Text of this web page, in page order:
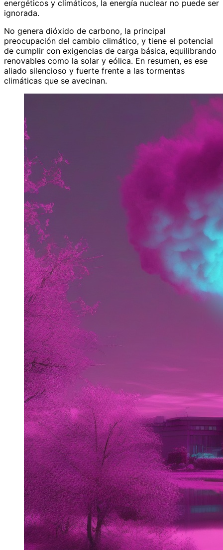
energéticos y climáticos, la energía nuclear no puede ser
ignorada.
No genera dióxido de carbono, la principal
preocupación del cambio climático, y tiene el potencial
de cumplir con exigencias de carga básica, equilibrando
renovables como la solar y eólica. En resumen, es ese
aliado silencioso y fuerte frente a las tormentas
climáticas que se avecinan.